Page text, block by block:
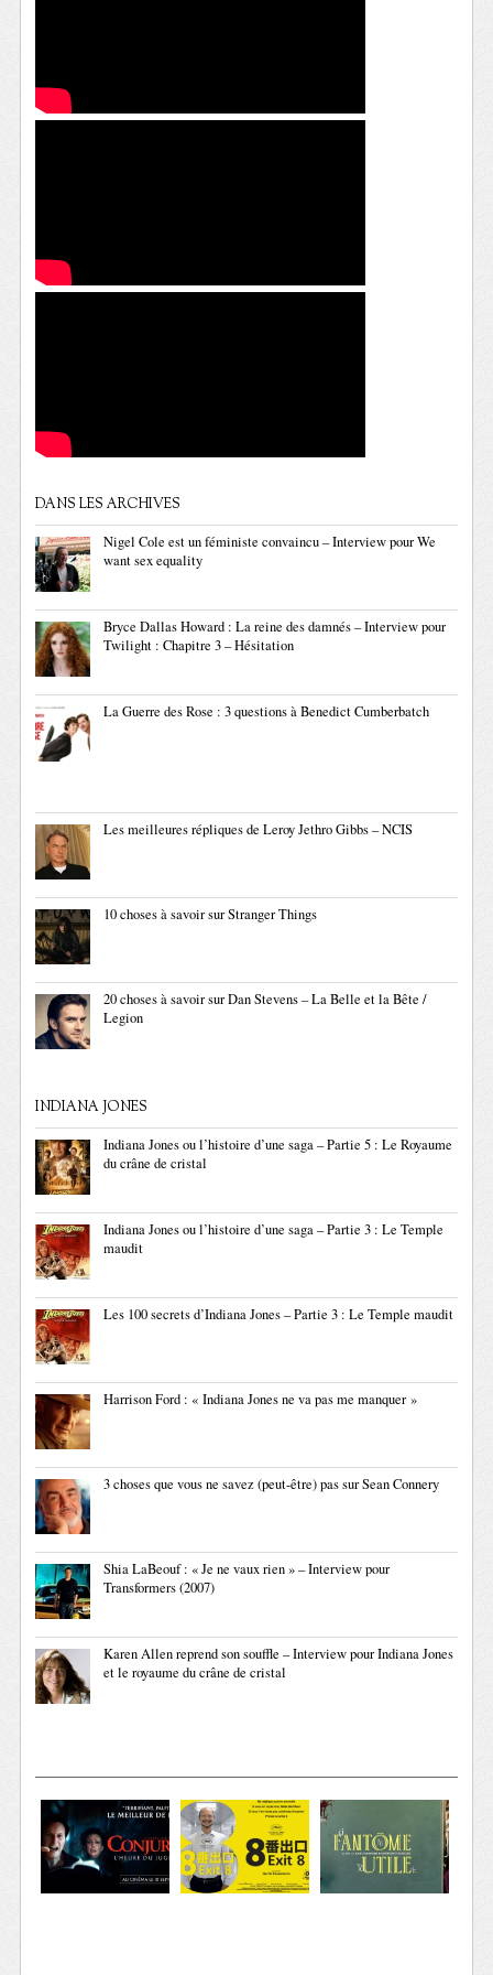
DANS LES ARCHIVES
Nigel Cole est un féministe convaincu – Interview pour We
want sex equality
Bryce Dallas Howard : La reine des damnés – Interview pour
Twilight : Chapitre 3 – Hésitation
La Guerre des Rose : 3 questions à Benedict Cumberbatch
Les meilleures répliques de Leroy Jethro Gibbs – NCIS
10 choses à savoir sur Stranger Things
20 choses à savoir sur Dan Stevens – La Belle et la Bête /
Legion
INDIANA JONES
Indiana Jones ou l’histoire d’une saga – Partie 5 : Le Royaume
du crâne de cristal
Indiana Jones ou l’histoire d’une saga – Partie 3 : Le Temple
maudit
Les 100 secrets d’Indiana Jones – Partie 3 : Le Temple maudit
Harrison Ford : « Indiana Jones ne va pas me manquer »
3 choses que vous ne savez (peut-être) pas sur Sean Connery
Shia LaBeouf : « Je ne vaux rien » – Interview pour
Transformers (2007)
Karen Allen reprend son souffle – Interview pour Indiana Jones
et le royaume du crâne de cristal